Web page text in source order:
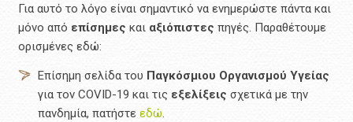
Για αυτό το λόγο είναι σημαντικό να ενημερώστε πάντα και
μόνο από επίσημες και αξιόπιστες πηγές. Παραθέτουμε
ορισμένες εδώ:
Επίσημη σελίδα του Παγκόσμιου Οργανισμού Υγείας
για τον COVID-19 και τις εξελίξεις σχετικά με την
πανδημία, πατήστε εδώ.